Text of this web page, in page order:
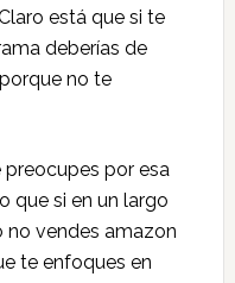
está que si te
deberías de
no te
por esa
que si en un largo
vendes amazon
te enfoques en